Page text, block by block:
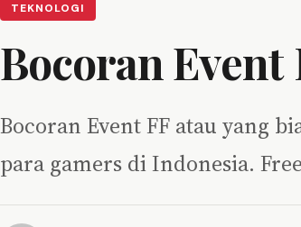
TEKNOLOGI
Bocoran Event
Bocoran Event FF atau yang
para gamers di Indonesia.